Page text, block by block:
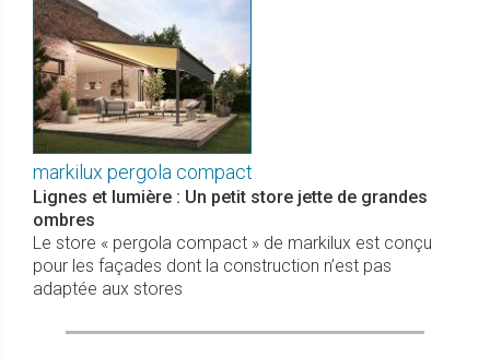
markilux pergola compact
Lignes et lumière : Un petit store jette de grandes
ombres
Le store « pergola compact » de markilux est conçu
pour les façades dont la construction n’est pas
adaptée aux stores